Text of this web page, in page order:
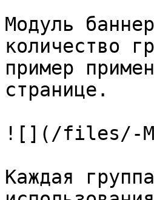
Модуль
количество
пример
странице.
![](/files/-
Каждая